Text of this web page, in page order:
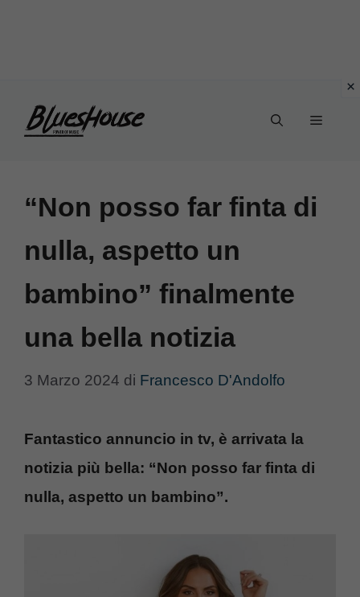
Menu
“Non posso far finta di
nulla, aspetto un
bambino” finalmente
una bella notizia
3 Marzo 2024 di Francesco D'Andolfo
Fantastico annuncio in tv, è arrivata la
notizia più bella: “Non posso far finta di
nulla, aspetto un bambino”.